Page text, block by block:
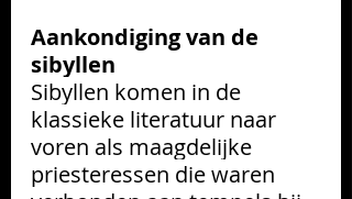
Aankondiging van de
sibyllen
Sibyllen komen in de
klassieke literatuur naar
voren als maagdelijke
priesteressen die waren